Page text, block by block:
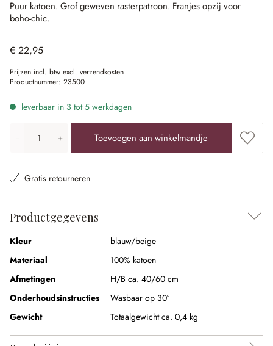
Puur katoen. Grof geweven rasterpatroon. Franjes opzij voor
boho-chic.
€ 22,95
Prijzen incl. btw excl. verzendkosten
Productnummer: 23500
leverbaar in 3 tot 5 werkdagen
Producthoeveelheid: voer de gewenste waarde in of
Toevoegen aan winkelmandje
Gratis retourneren
Productgegevens
Kleur
blauw/beige
Materiaal
100% katoen
Afmetingen
H/B ca. 40/60 cm
Onderhoudsinstructies
Wasbaar op 30°
Gewicht
Totaalgewicht ca. 0,4 kg